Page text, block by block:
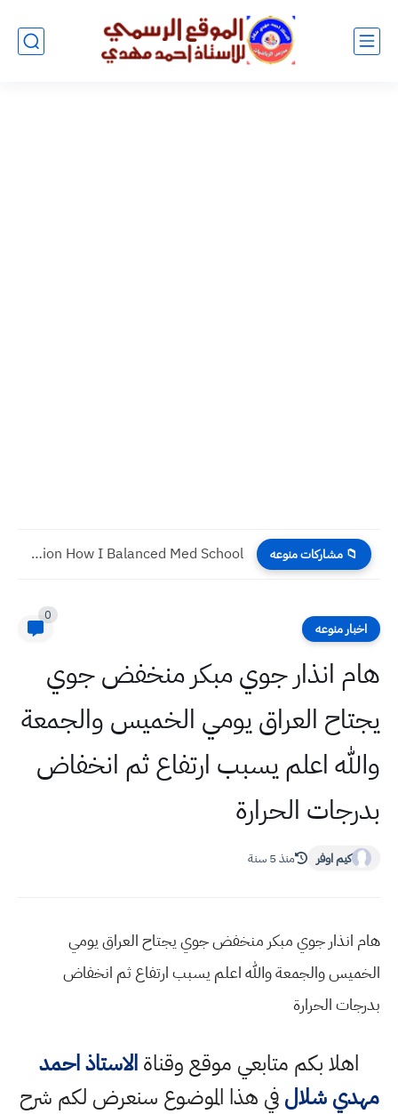
📁 مشاركات منوعه Mastering the Art of Substitution How I Balanced Med School...
اخبار منوعه
0
هام انذار جوي مبكر منخفض جوي
يجتاح العراق يومي الخميس والجمعة
والله اعلم يسبب ارتفاع ثم انخفاض
بدرجات الحرارة
كيم اوفر منذ 5 سنة
هام انذار جوي مبكر منخفض جوي يجتاح العراق يومي
الخميس والجمعة والله اعلم يسبب ارتفاع ثم انخفاض
بدرجات الحرارة
اهلا بكم متابعي موقع وقناةالاستاذ احمد
مهدي شلالفي هذا الموضوع سنعرض لكم شرح